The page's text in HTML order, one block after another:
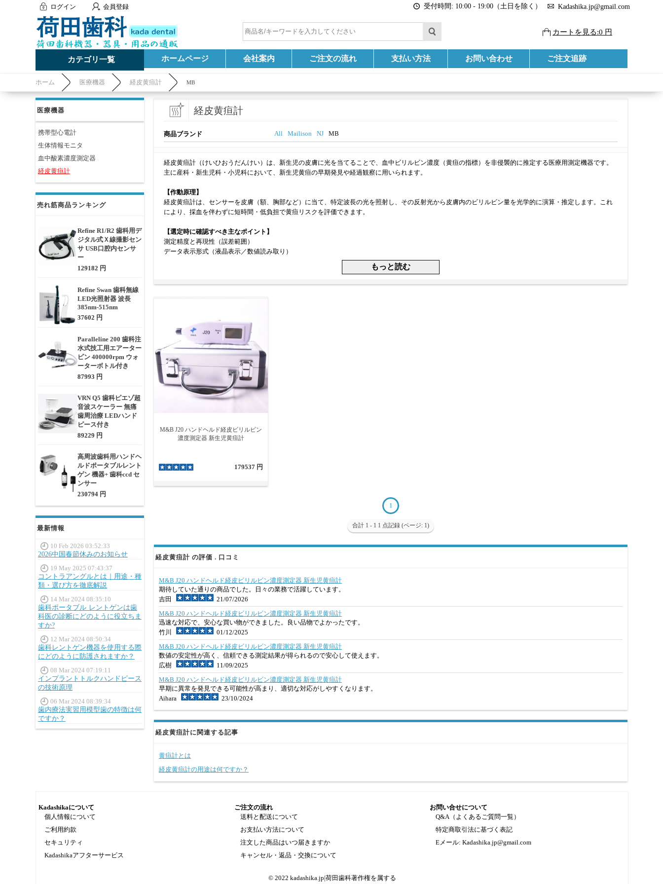
ログイン 会員登録 受付時間: 10:00 - 19:00（土日を除く） Kadashika.jp@gmail.com
カートを見る:0 円
カテゴリ一覧 ホームページ 会社案内 ご注文の流れ 支払い方法 お問い合わせ ご注文追跡
ホーム 医療機器 経皮黄疸計 MB
医療機器
携帯型心電計
生体情報モニタ
血中酸素濃度測定器
経皮黄疸計
売れ筋商品ランキング
Refine R1/R2 歯科用デ
ジタル式Ｘ線撮影セン
サ USB口腔内センサ
ー
129182 円
Refine Swan 歯科無線
LED光照射器 波長
385nm-515nm
37602 円
Paralleline 200 歯科注
水式技工用エアーター
ビン 400000rpm ウォ
ーターボトル付き
87993 円
VRN Q5 歯科ピエゾ超
音波スケーラー 無痛
歯周治療 LEDハンド
ピース付き
89229 円
高周波歯科用ハンドヘ
ルドポータブルレント
ゲン 機器+ 歯科ccd セ
ンサー
230794 円
最新情報
10 Feb 2026 03:52:33
2026中国春節休みのお知らせ
19 May 2025 07:43:37
コントラアングルとは｜用途・種
類・選び方を徹底解説
14 Mar 2024 08:35:10
歯科ポータブル レントゲンは歯
科医の診断にどのように役立ちま
すか?
12 Mar 2024 08:50:34
歯科レントゲン機器を使用する際
にどのように防護されますか？
08 Mar 2024 07:19:11
インプラントトルクハンドピース
の技術原理
06 Mar 2024 08:39:34
歯内療法実習用模型歯の特徴は何
ですか？
経皮黄疸計
商品ブランド All Mailison NJ MB
経皮黄疸計（けいひおうだんけい）は、新生児の皮膚に光を当てることで、血中ビリルビン濃度（黄疸の指標）を非侵襲的に推定する医療用測定機器です。
主に産科・新生児科・小児科において、新生児黄疸の早期発見や経過観察に用いられます。
【作動原理】
経皮黄疸計は、センサーを皮膚（額、胸部など）に当て、特定波長の光を照射し、その反射光から皮膚内のビリルビン量を光学的に演算・推定します。これ
により、採血を伴わずに短時間・低負担で黄疸リスクを評価できます。
【選定時に確認すべき主なポイント】
測定精度と再現性（誤差範囲）
データ表示形式（液晶表示／数値読み取り）
M&B J20 ハンドヘルド経皮ビリルビン
濃度測定器 新生児黄疸計
179537 円
1
合計 1 - 1 1 点記録 (ページ: 1)
経皮黄疸計 の評価 . 口コミ
M&B J20 ハンドヘルド経皮ビリルビン濃度測定器 新生児黄疸計
期待していた通りの商品でした。日々の業務で活躍しています。
吉田
21/07/2026
M&B J20 ハンドヘルド経皮ビリルビン濃度測定器 新生児黄疸計
迅速な対応で、安心な買い物ができました。良い品物でよかったです。
竹川
01/12/2025
M&B J20 ハンドヘルド経皮ビリルビン濃度測定器 新生児黄疸計
数値の安定性が高く、信頼できる測定結果が得られるので安心して使えます。
広樹
11/09/2025
M&B J20 ハンドヘルド経皮ビリルビン濃度測定器 新生児黄疸計
早期に異常を発見できる可能性が高まり、適切な対応がしやすくなります。
Aihara
23/10/2024
経皮黄疸計に関連する記事
黄疸計とは
経皮黄疸計の用途は何ですか？
Kadashikaについて
個人情報について
ご利用約款
セキュリティ
Kadashikaアフターサービス
ご注文の流れ
送料と配送について
お支払い方法について
注文した商品はいつ届きますか
キャンセル・返品・交換について
お問い合せについて
Q&A（よくあるご質問一覧）
特定商取引法に基づく表記
Eメール: Kadashika.jp@gmail.com
© 2022 kadashika.jp|荷田歯科著作権を属する